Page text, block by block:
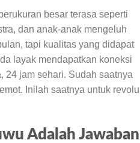
besar terasa seperti
dan anak-anak mengeluh
tapi kualitas yang didapat
layak mendapatkan koneksi
24 jam sehari. Sudah saatnya
Inilah saatnya untuk
Adalah Jawaban